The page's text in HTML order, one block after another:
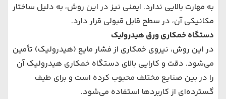
به مهارت بالایی ندارد. ایمنی نیز در این روش، به دلیل ساختار
مکانیکی آن، در سطح قابل قبولی قرار دارد.
دستگاه خمکاری ورق هیدرولیک
در این روش، نیروی خمکاری از فشار مایع (هیدرولیک) تأمین
می‌شود. دقت و کارایی بالای دستگاه خمکاری هیدرولیک آن
را در بین صنایع مختلف محبوب کرده است و برای طیف
گسترده‌ای از کاربردها استفاده می‌شود.